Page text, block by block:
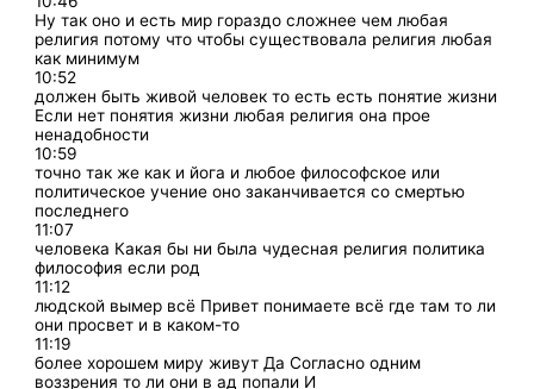
Ну так оно и есть мир гораздо сложнее чем любая
религия потому что чтобы существовала религия любая
как минимум
10:52
должен быть живой человек то есть есть понятие жизни
Если нет понятия жизни любая религия она прое
ненадобности
10:59
точно так же как и йога и любое философское или
политическое учение оно заканчивается со смертью
последнего
11:07
человека Какая бы ни была чудесная религия политика
философия если род
11:12
людской вымер всё Привет понимаете всё где там то ли
они просвет и в каком-то
11:19
более хорошем миру живут Да Согласно одним
воззрения то ли они в ад попали И